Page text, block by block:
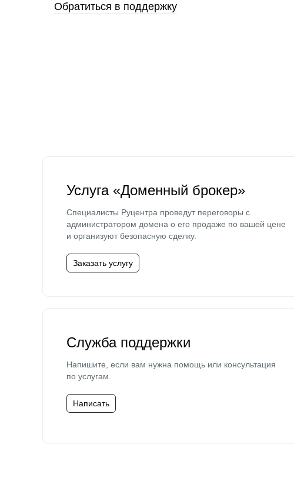
Обратиться в поддержку
Услуга «Доменный брокер»
Специалисты Руцентра проведут переговоры с
администратором домена о его продаже по вашей цене
и организуют безопасную сделку.
Заказать услугу
Служба поддержки
Напишите, если вам нужна помощь или консультация
по услугам.
Написать